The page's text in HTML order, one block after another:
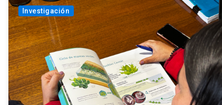
Investigación